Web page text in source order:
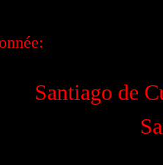
Santiago de